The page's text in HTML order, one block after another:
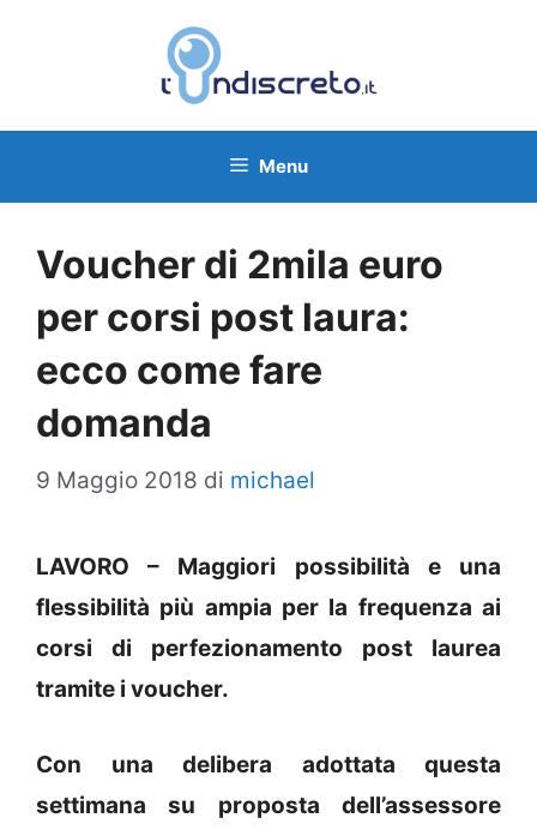
Menu
Voucher di 2mila euro
per corsi post laura:
ecco come fare
domanda
9 Maggio 2018 di michael
LAVORO – Maggiori possibilità e una
flessibilità più ampia per la frequenza ai
corsi di perfezionamento post laurea
tramite i voucher.
Con una delibera adottata questa
settimana su proposta dell’assessore